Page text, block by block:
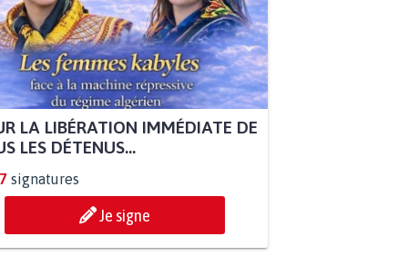
LA LIBÉRATION IMMÉDIATE DE
LES DÉTENUS...
signatures
Je signe